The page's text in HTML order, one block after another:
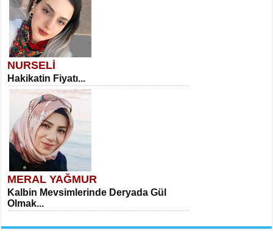
NURSELİ
Hakikatin Fiyatı...
MERAL YAĞMUR
Kalbin Mevsimlerinde Deryada Gül
Olmak...